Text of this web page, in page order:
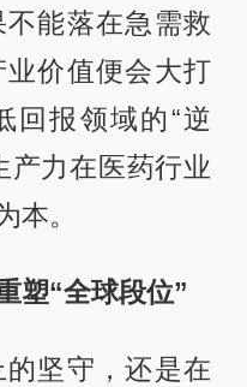
能落在急需救
价值便会大打
回报领域的“逆
产力在医药行业
。
塑“全球段位”
坚守，还是在